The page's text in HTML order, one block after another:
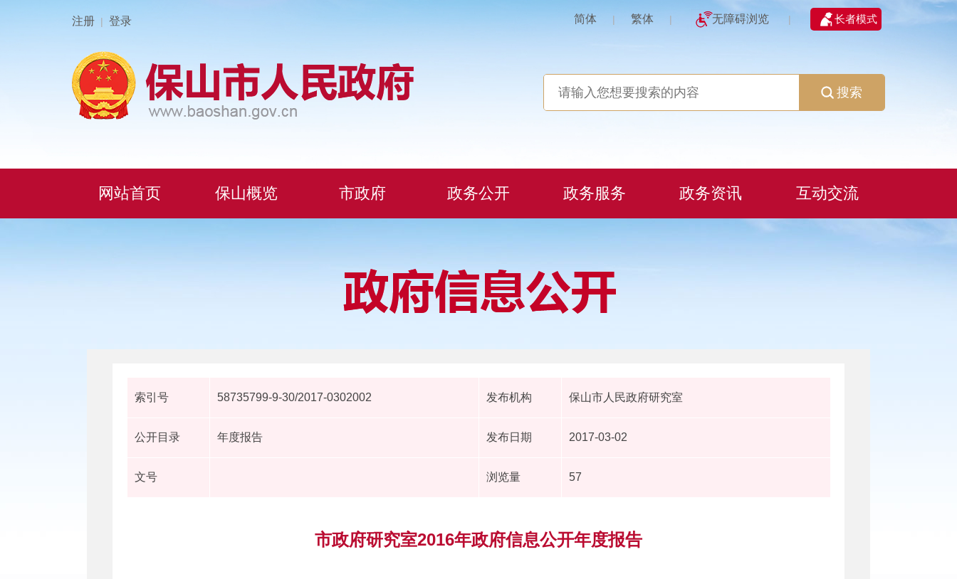
注册 | 登录 简体 | 繁体 | 无障碍浏览 | 长者模式
搜索
网站首页 保山概览 市政府 政务公开 政务服务 政务资讯 互动交流
索引号 58735799-9-30/2017-0302002 发布机构 保山市人民政府研究室
公开目录 年度报告 发布日期 2017-03-02
文号 浏览量 57
市政府研究室2016年政府信息公开年度报告